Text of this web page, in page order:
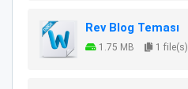
Rev Blog Teması
1.75 MB 1 file(s)